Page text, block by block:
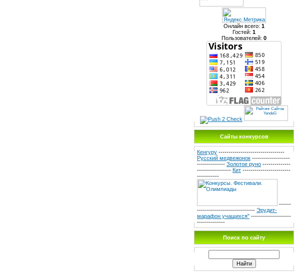
Онлайн всего: 1
Гостей: 1
Пользователей: 0
Сайты конкурсов
Кенгуру ---------------------------------
Русский медвежонок -------------------
-------------- Золотое руно --------------
----------------- Кит ------------------------
-----------
------
----------------------------- Эрудит-
марафон учащихся" --------------------
--------------
Поиск по сайту